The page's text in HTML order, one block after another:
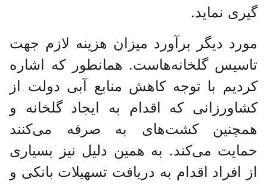
گیری نماید.
مورد دیگر برآورد میزان هزینه لازم جهت
تاسیس گلخانه‌هاست. همانطور که اشاره
کردیم با توجه کاهش منابع آبی دولت از
کشاورزانی که اقدام به ایجاد گلخانه و
همچنین کشت‌های به صرفه می‌کنند
حمایت می‌کند. به همین دلیل نیز بسیاری
از افراد اقدام به دریافت تسهیلات بانکی و